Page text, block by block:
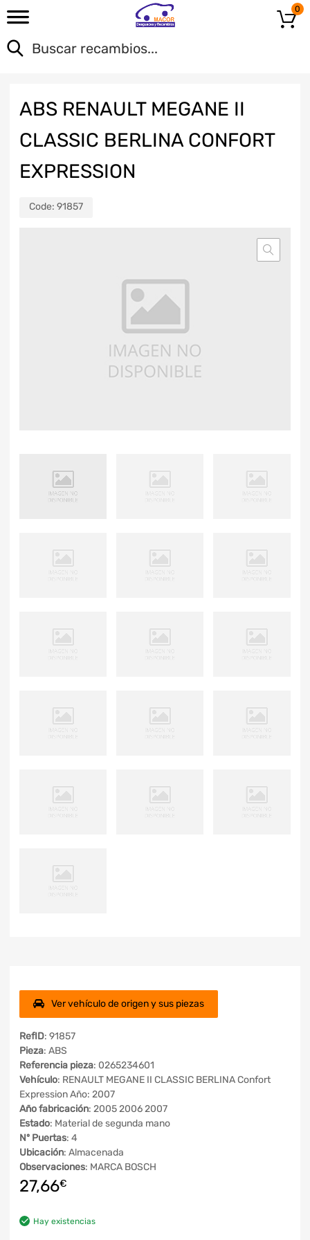
0
ABS RENAULT MEGANE II
CLASSIC BERLINA CONFORT
EXPRESSION
Code: 91857
Ver vehículo de origen y sus piezas
RefID: 91857
Pieza: ABS
Referencia pieza: 0265234601
Vehículo: RENAULT MEGANE II CLASSIC BERLINA Confort
Expression Año: 2007
Año fabricación: 2005 2006 2007
Estado: Material de segunda mano
Nº Puertas: 4
Ubicación: Almacenada
Observaciones: MARCA BOSCH
27,66€
Hay existencias